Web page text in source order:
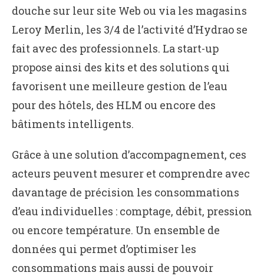
douche sur leur site Web ou via les magasins
Leroy Merlin, les 3/4 de l’activité d’Hydrao se
fait avec des professionnels. La start-up
propose ainsi des kits et des solutions qui
favorisent une meilleure gestion de l’eau
pour des hôtels, des HLM ou encore des
bâtiments intelligents.
Grâce à une solution d’accompagnement, ces
acteurs peuvent mesurer et comprendre avec
davantage de précision les consommations
d’eau individuelles : comptage, débit, pression
ou encore température. Un ensemble de
données qui permet d’optimiser les
consommations mais aussi de pouvoir